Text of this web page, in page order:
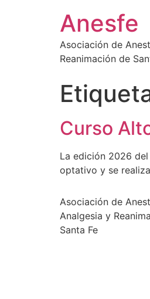
Anesfe
Asociación de
Reanimación de
Curso
La edición 2026
optativo y se
Asociación de
Analgesia y
Santa Fe